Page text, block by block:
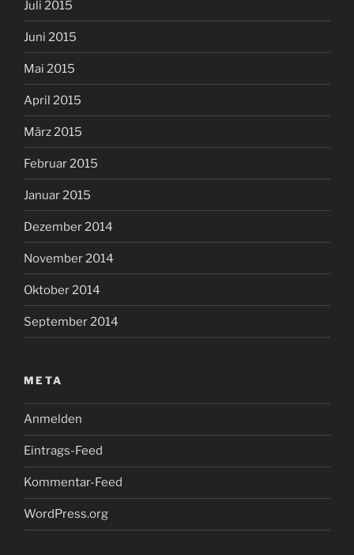
Juli 2015
Juni 2015
Mai 2015
April 2015
März 2015
Februar 2015
Januar 2015
Dezember 2014
November 2014
Oktober 2014
September 2014
META
Anmelden
Eintrags-Feed
Kommentar-Feed
WordPress.org